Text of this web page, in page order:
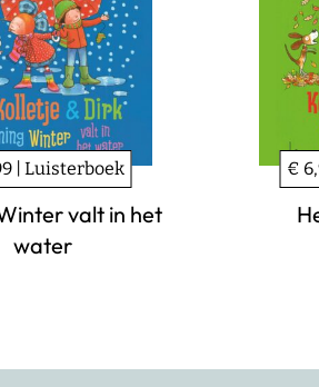
| Luisterboek
valt in het
water
€